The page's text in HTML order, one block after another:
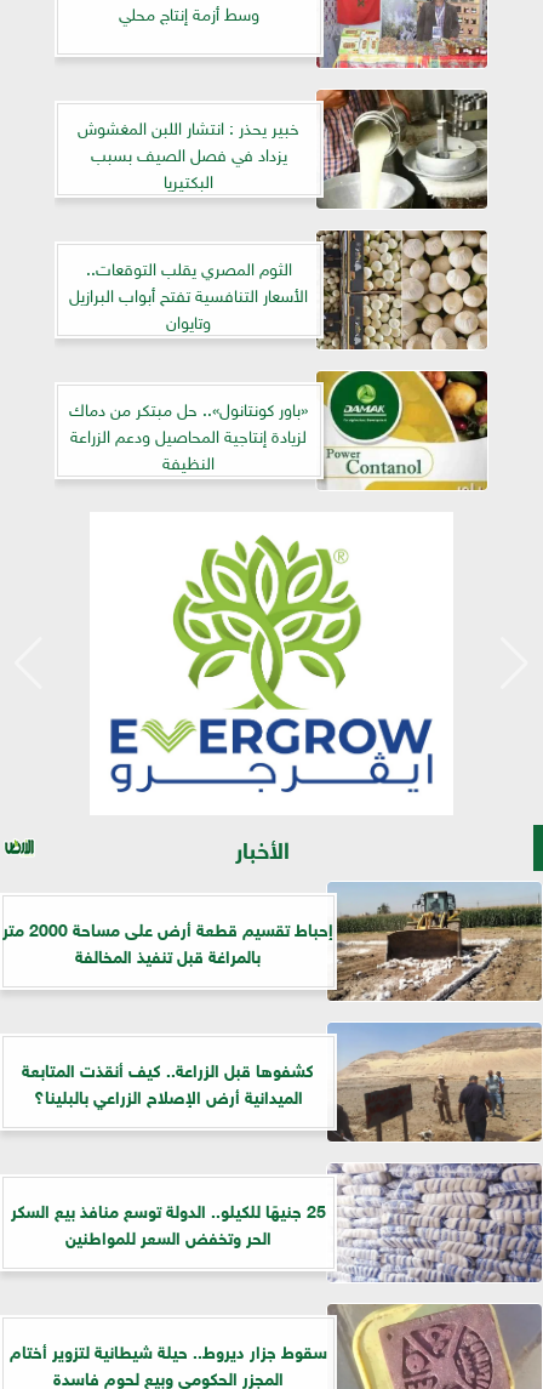
وسط أزمة إنتاج محلي
خبير يحذر : انتشار اللبن المغشوش
يزداد في فصل الصيف بسبب
البكتيريا
الثوم المصري يقلب التوقعات..
الأسعار التنافسية تفتح أبواب البرازيل
وتايوان
«باور كونتانول».. حل مبتكر من دماك
لزيادة إنتاجية المحاصيل ودعم الزراعة
النظيفة
الأخبار
إحباط تقسيم قطعة أرض على مساحة 2000 متر
بالمراغة قبل تنفيذ المخالفة
كشفوها قبل الزراعة.. كيف أنقذت المتابعة
الميدانية أرض الإصلاح الزراعي بالبلينا؟
25 جنيهًا للكيلو.. الدولة توسع منافذ بيع السكر
الحر وتخفض السعر للمواطنين
سقوط جزار ديروط.. حيلة شيطانية لتزوير أختام
المجزر الحكومي وبيع لحوم فاسدة